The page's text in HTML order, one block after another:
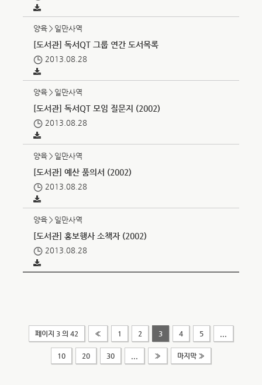
양육＞일만사역
[도서관] 독서QT 그룹 연간 도서목록
2013.08.28
양육＞일만사역
[도서관] 독서QT 모임 질문지 (2002)
2013.08.28
양육＞일만사역
[도서관] 예산 품의서 (2002)
2013.08.28
양육＞일만사역
[도서관] 홍보행사 소책자 (2002)
2013.08.28
페이지 3 의 42 « 1 2 3 4 5
10 20 30 » 마지막 »